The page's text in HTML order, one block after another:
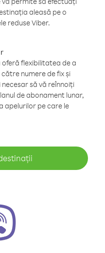
aleasă pe o
reduse Viber.
oferă flexibilitatea de a
numere de fix și
să vă reînnoiți
de abonament lunar,
apelurilor pe care le